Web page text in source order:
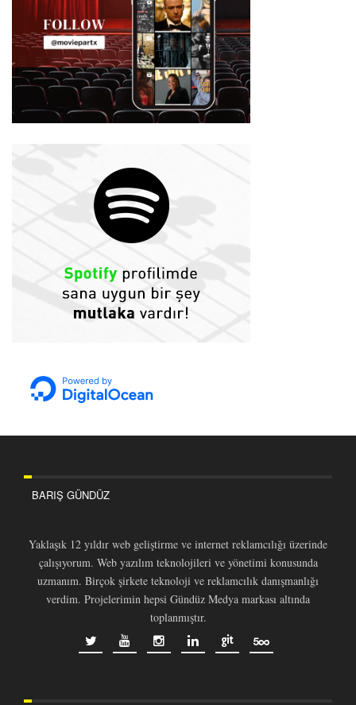
BARIŞ GÜNDÜZ
Yaklaşık 12 yıldır web geliştirme ve internet reklamcılığı üzerinde
çalışıyorum. Web yazılım teknolojileri ve yönetimi konusunda
uzmanım. Birçok şirkete teknoloji ve reklamcılık danışmanlığı
verdim. Projelerimin hepsi Gündüz Medya markası altında
toplanmıştır.